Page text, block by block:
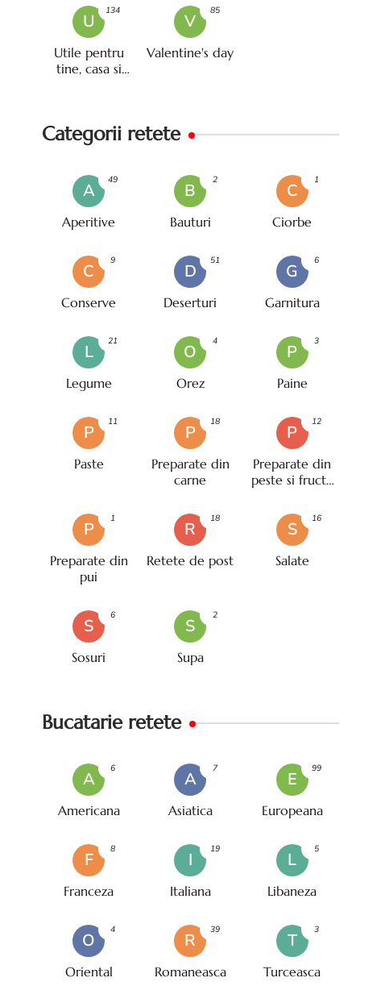
U
Utile pentru
tine, casa si
134
V
Valentine's day
85
Categorii retete
A
Aperitive
49
B
Bauturi
2
C
Ciorbe
1
C
Conserve
9
D
Deserturi
51
G
Garnitura
6
L
Legume
21
O
Orez
4
P
Paine
3
P
Paste
11
P
Preparate din
carne
18
P
Preparate din
peste si fructe
12
P
Preparate din
pui
1
R
Retete de post
18
S
Salate
16
S
Sosuri
6
S
Supa
2
Bucatarie retete
A
Americana
6
A
Asiatica
7
E
Europeana
99
F
Franceza
8
I
Italiana
19
L
Libaneza
5
O
Oriental
4
R
Romaneasca
39
T
Turceasca
3